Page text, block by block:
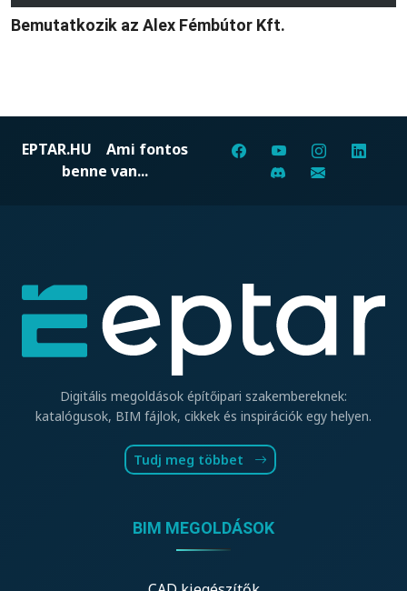
Bemutatkozik az Alex Fémbútor Kft.
EPTAR.HU Ami fontos
benne van...
Digitális megoldások építőipari szakembereknek:
katalógusok, BIM fájlok, cikkek és inspirációk egy helyen.
Tudj meg többet
BIM MEGOLDÁSOK